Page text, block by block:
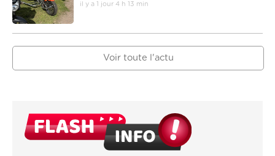
il y a 1 jour 4 h 13 min
Voir toute l'actu